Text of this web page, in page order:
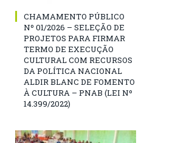
CHAMAMENTO PÚBLICO
Nº 01/2026 – SELEÇÃO DE
PROJETOS PARA FIRMAR
TERMO DE EXECUÇÃO
CULTURAL COM RECURSOS
DA POLÍTICA NACIONAL
ALDIR BLANC DE FOMENTO
À CULTURA – PNAB (LEI Nº
14.399/2022)